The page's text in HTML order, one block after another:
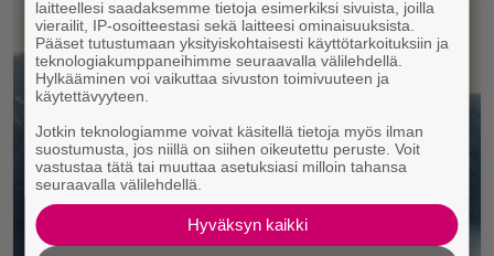
laitteellesi saadaksemme tietoja esimerkiksi sivuista, joilla
vierailit, IP-osoitteestasi sekä laitteesi ominaisuuksista.
Pääset tutustumaan yksityiskohtaisesti käyttötarkoituksiin ja
teknologiakumppaneihimme seuraavalla välilehdellä.
Hylkääminen voi vaikuttaa sivuston toimivuuteen ja
käytettävyyteen.
Jotkin teknologiamme voivat käsitellä tietoja myös ilman
suostumusta, jos niillä on siihen oikeutettu peruste. Voit
vastustaa tätä tai muuttaa asetuksiasi milloin tahansa
seuraavalla välilehdellä.
Hyväksyn kaikki